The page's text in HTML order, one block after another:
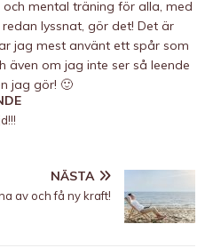
och mental träning för alla, med
lyssnat, gör det! Det är
jag mest använt ett spår som
även om jag inte ser så leende
jag gör! 🙂
NÄSTA
av och få ny kraft!